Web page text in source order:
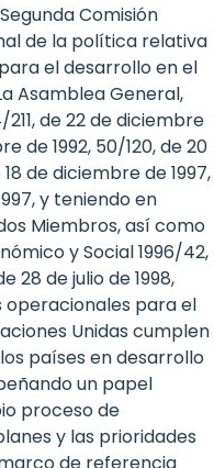
Comisión
de la política relativa
el desarrollo en el
Asamblea General,
de 22 de diciembre
de 1992, 50/120, de 20
de diciembre de 1997,
y teniendo en
Miembros, así como
y Social 1996/42,
28 de julio de 1998,
operacionales para el
Unidas cumplen
países en desarrollo
un papel
proceso de
y las prioridades